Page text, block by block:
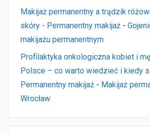
Makijaż permanentny a trądzik
skóry - Permanentny makijaż -
makijażu permanentnym
Profilaktyka onkologiczna kobiet i
Polsce – co warto wiedzieć i kiedy
Permanentny makijaż - Makijaż
Wrocław